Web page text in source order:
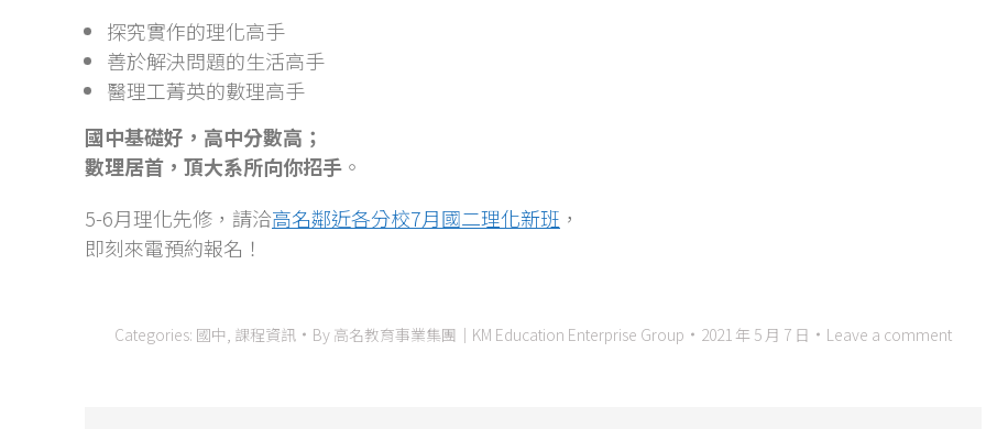
探究實作的理化高手
善於解決問題的生活高手
醫理工菁英的數理高手
國中基礎好，高中分數高；
數理居首，頂大系所向你招手 。
5-6月理化先修，請洽高名鄰近各分校7月國二理化新班 ，
即刻來電預約報名！
Categories: 國中 課程資訊 By 高名教育事業集團｜KM Education Enterprise Group 2021 年 5 月 7 日 Leave a comment